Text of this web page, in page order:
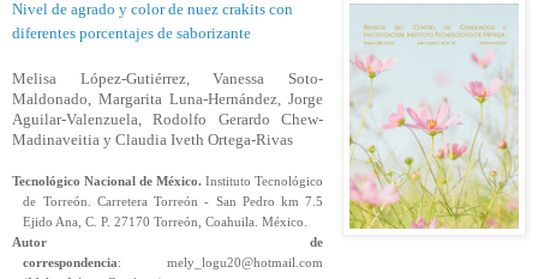
Nivel de agrado y color de nuez crakits con
diferentes porcentajes de saborizante
Melisa López-Gutiérrez, Vanessa Soto-
Maldonado, Margarita Luna-Hernández, Jorge
Aguilar-Valenzuela, Rodolfo GerardoChew-
Madinaveitia y Claudia Iveth Ortega-Rivas
Tecnológico Nacional de México. Instituto Tecnológico
de Torreón. Carretera Torreón - San Pedro km 7.5
Ejido Ana, C. P. 27170 Torreón, Coahuila. México.
Autor de
correspondencia: mely_logu20@hotmail.com